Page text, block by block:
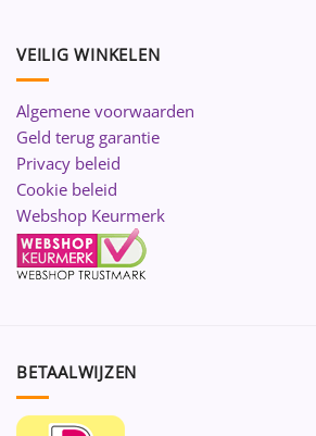
VEILIG WINKELEN
Algemene voorwaarden
Geld terug garantie
Privacy beleid
Cookie beleid
Webshop Keurmerk
BETAALWIJZEN